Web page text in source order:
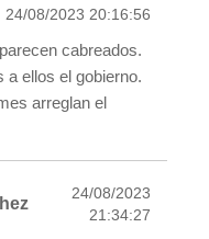
24/08/2023 20:16:56
cabreados.
a ellos el gobierno.
arreglan el
24/08/2023
21:34:27